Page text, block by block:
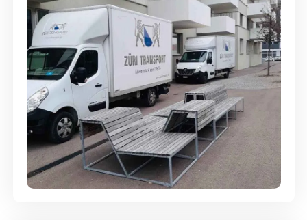
Umzugsreinigung - mit
Abgabegarantie